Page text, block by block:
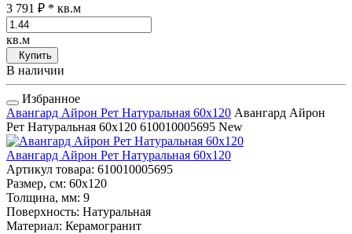
3 791 ₽ * кв.м
кв.м
Купить
В наличии
Избранное
Авангард Айрон Рет Натуральная 60x120 Авангард Айрон
Рет Натуральная 60x120 610010005695 New
Авангард Айрон Рет Натуральная 60x120
Артикул товара: 610010005695
Размер, см: 60x120
Толщина, мм: 9
Поверхность: Натуральная
Материал: Керамогранит